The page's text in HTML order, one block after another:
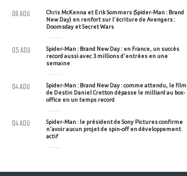
Chris McKenna et Erik Sommers (Spider-Man : Brand
New Day) en renfort sur l'écriture de Avengers :
Doomsday et Secret Wars
06 AOU
Spider-Man : Brand New Day : en France, un succès
record aussi avec 3 millions d'entrées en une
semaine
05 AOU
Spider-Man : Brand New Day : comme attendu, le film
de Destin Daniel Cretton dépasse le milliard au box-
office en un temps record
04 AOU
Spider-Man : le président de Sony Pictures confirme
n'avoir aucun projet de spin-off en développement
actif
04 AOU